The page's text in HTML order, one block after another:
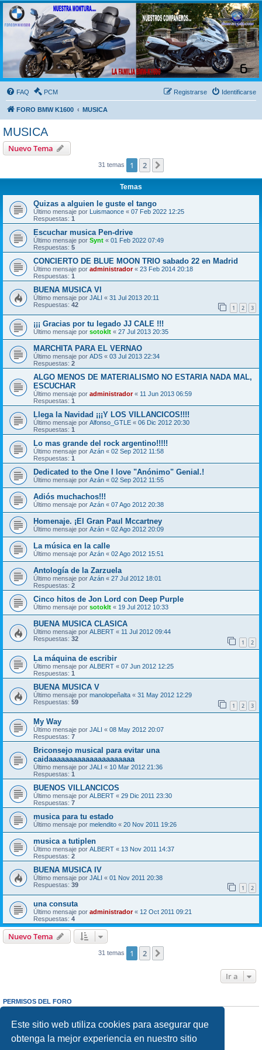
Este sitio web utiliza cookies para asegurar que
obtenga la mejor experiencia en nuestro sitio
FORO BMW K1600
FORO de MOTOS BMW
FAQ PCM Identificarse
Registrarse
FORO BMW K1600 MUSICA
MUSICA
Nuevo Tema
31 temas 1 2
Temas
Quizas a alguien le guste el tango
Último mensaje por Luismaonce « 07 Feb 2022 12:25
Respuestas: 1
Escuchar musica Pen-drive
Último mensaje por Synt « 01 Feb 2022 07:49
Respuestas: 5
CONCIERTO DE BLUE MOON TRIO sabado 22 en Madrid
Último mensaje por administrador« 23 Feb 2014 20:18
Respuestas: 1
BUENA MUSICA VI
Último mensaje por JALI « 31 Jul 2013 20:11
Respuestas: 42 1 2 3
¡¡¡ Gracias por tu legado JJ CALE !!!
Último mensaje por sotoklt « 27 Jul 2013 20:35
MARCHITA PARA EL VERNAO
Último mensaje por ADS « 03 Jul 2013 22:34
Respuestas: 2
ALGO MENOS DE MATERIALISMO NO ESTARIA NADA MAL,
ESCUCHAR
Último mensaje por administrador« 11 Jun 2013 06:59
Respuestas: 1
Llega la Navidad ¡¡¡Y LOS VILLANCICOS!!!!
Último mensaje por Alfonso_GTLE « 06 Dic 2012 20:30
Respuestas: 1
Lo mas grande del rock argentino!!!!!
Último mensaje por Azán « 02 Sep 2012 11:58
Respuestas: 1
Dedicated to the One I love "Anónimo" Genial.!
Último mensaje por Azán « 02 Sep 2012 11:55
Adiós muchachos!!!
Último mensaje por Azán « 07 Ago 2012 20:38
Homenaje. ¡El Gran Paul Mccartney
Último mensaje por Azán « 02 Ago 2012 20:09
La música en la calle
Último mensaje por Azán « 02 Ago 2012 15:51
Antología de la Zarzuela
Último mensaje por Azán « 27 Jul 2012 18:01
Respuestas: 2
Cinco hitos de Jon Lord con Deep Purple
Último mensaje por sotoklt « 19 Jul 2012 10:33
BUENA MUSICA CLASICA
Último mensaje por ALBERT « 11 Jul 2012 09:44
Respuestas: 32 1 2
La máquina de escribir
Último mensaje por ALBERT « 07 Jun 2012 12:25
Respuestas: 1
BUENA MUSICA V
Último mensaje por manolopeñalta « 31 May 2012 12:29
Respuestas: 59 1 2 3
My Way
Último mensaje por JALI « 08 May 2012 20:07
Respuestas: 7
Briconsejo musical para evitar una
caidaaaaaaaaaaaaaaaaaaaaa
Último mensaje por JALI « 10 Mar 2012 21:36
Respuestas: 1
BUENOS VILLANCICOS
Último mensaje por ALBERT « 29 Dic 2011 23:30
Respuestas: 7
musica para tu estado
Último mensaje por melendito « 20 Nov 2011 19:26
musica a tutiplen
Último mensaje por ALBERT « 13 Nov 2011 14:37
Respuestas: 2
BUENA MUSICA IV
Último mensaje por JALI « 01 Nov 2011 20:38
Respuestas: 39 1 2
una consuta
Último mensaje por administrador« 12 Oct 2011 09:21
Respuestas: 4
Nuevo Tema
31 temas 1 2
Ir a
PERMISOS DEL FORO
No puede
responder a temas en este Foro
No puedeeditar sus mensajes en este Foro
No puedeborrar sus mensajes en este Foro
enviar adjuntos en este Foro